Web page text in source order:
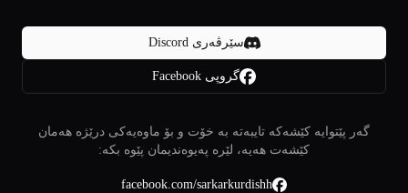
سێرڤەری Discord
گروپی Facebook
گەر پێتوایە کێشەکە تایبەتە بە خۆت و بۆ ماوەیەکی درێژە هەمان
کێشەت هەیە، لێرە پەیوەندیمان پێوە بکە:
facebook.com/sarkarkurdishh